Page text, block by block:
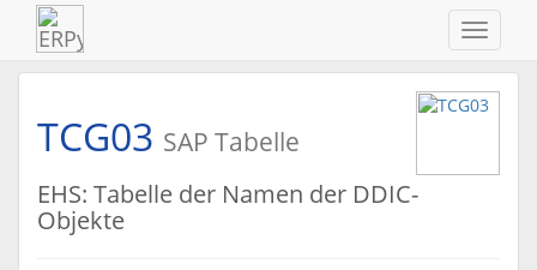
ein-/
TCG03 SAP Tabelle
EHS: Tabelle der Namen der DDIC-
Objekte